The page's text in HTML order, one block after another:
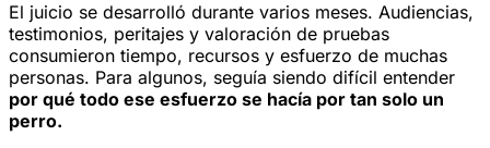
El juicio se desarrolló durante varios meses. Audiencias,
testimonios, peritajes y valoración de pruebas
consumieron tiempo, recursos y esfuerzo de muchas
personas. Para algunos, seguía siendo difícil entender
por qué todo ese esfuerzo se hacía por tan solo un
perro.